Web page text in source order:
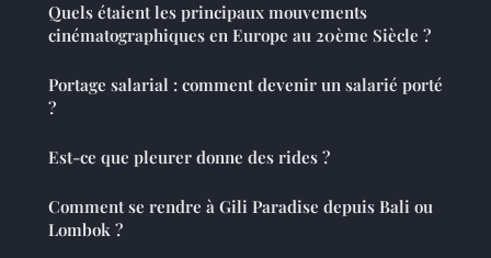
Quels étaient les principaux mouvements
cinématographiques en Europe au 20ème Siècle ?
Portage salarial : comment devenir un salarié porté
?
Est-ce que pleurer donne des rides ?
Comment se rendre à Gili Paradise depuis Bali ou
Lombok ?